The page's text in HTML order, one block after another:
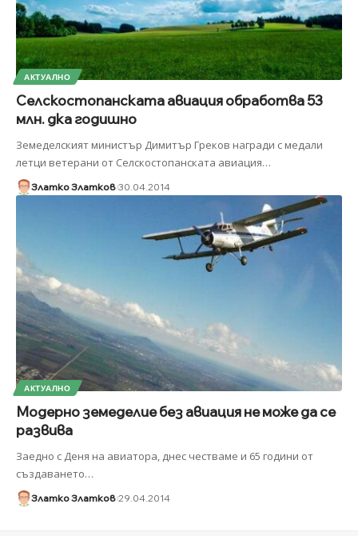
АКТУАЛНО
Селскостопанската авиация обработва 53
млн. дка годишно
Земеделският министър Димитър Греков награди с медали
летци ветерани от Селскостопанската авиация…
Златко Златков 30.04.2014
АКТУАЛНО
Модерно земеделие без авиация не може да се
развива
Заедно с Деня на авиатора, днес честваме и 65 години от
създаването…
Златко Златков 29.04.2014